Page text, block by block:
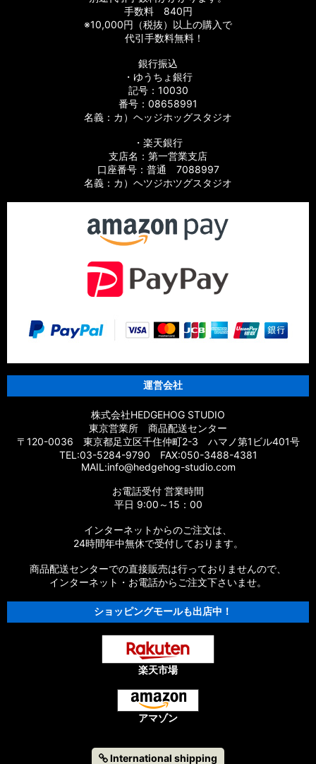
手数料 840円
※10,000円（税抜）以上の購入で
代引手数料無料！
銀行振込
・ゆうちょ銀行
記号：10030
番号：08658991
名義：カ）ヘッジホッグスタジオ
・楽天銀行
支店名：第一営業支店
口座番号：普通 7088997
名義：カ）ヘツジホツグスタジオ
運営会社
株式会社HEDGEHOG STUDIO
東京営業所 商品配送センター
〒120-0036 東京都足立区千住仲町2-3 ハマノ第1ビル401号
TEL:03-5284-9790 FAX:050-3488-4381
MAIL:info@hedgehog-studio.com
お電話受付 営業時間
平日 9:00～15：00
インターネットからのご注文は、
24時間年中無休で受付しております。
商品配送センターでの直接販売は行っておりませんので、
インターネット・お電話からご注文下さいませ。
ショッピングモールも出店中！
楽天市場
アマゾン
International shipping